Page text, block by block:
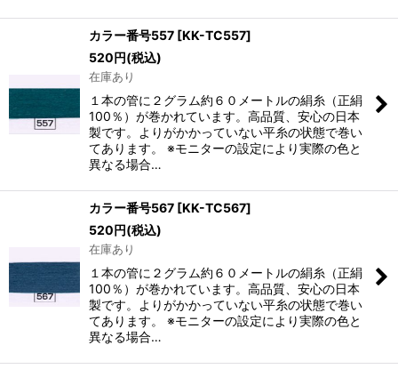
カラー番号557 [KK-TC557]
520円(税込)
在庫あり
１本の管に２グラム約６０メートルの絹糸（正絹
100％）が巻かれています。高品質、安心の日本
製です。よりがかかっていない平糸の状態で巻い
てあります。 ※モニターの設定により実際の色と
異なる場合…
カラー番号567 [KK-TC567]
520円(税込)
在庫あり
１本の管に２グラム約６０メートルの絹糸（正絹
100％）が巻かれています。高品質、安心の日本
製です。よりがかかっていない平糸の状態で巻い
てあります。 ※モニターの設定により実際の色と
異なる場合…